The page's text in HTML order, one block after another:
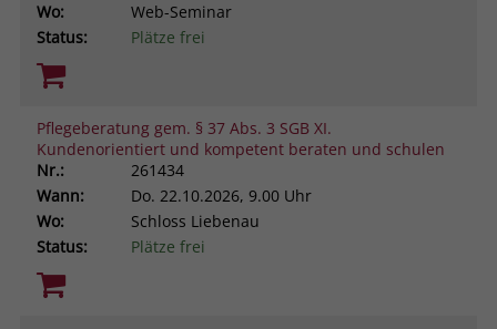
Wo:
Web-Seminar
Status:
Plätze frei
Pflegeberatung gem. § 37 Abs. 3 SGB XI.
Kundenorientiert und kompetent beraten und schulen
Nr.:
261434
Wann:
Do. 22.10.2026, 9.00 Uhr
Wo:
Schloss Liebenau
Status:
Plätze frei